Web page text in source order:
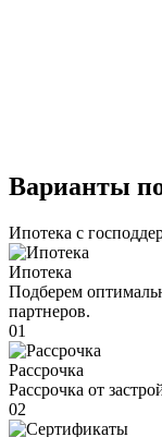
Варианты
Ипотека с
Ипотека
Подберем
партнеров.
01
Рассрочка
Рассрочка от
02